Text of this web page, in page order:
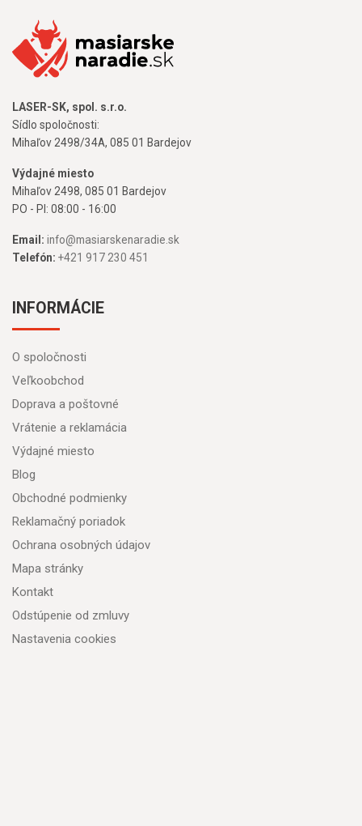
LASER-SK, spol. s.r.o.
Sídlo spoločnosti:
Mihaľov 2498/34A, 085 01 Bardejov
Výdajné miesto
Mihaľov 2498, 085 01 Bardejov
PO - PI: 08:00 - 16:00
Email: info@masiarskenaradie.sk
Telefón: +421 917 230 451
INFORMÁCIE
O spoločnosti
Veľkoobchod
Doprava a poštovné
Vrátenie a reklamácia
Výdajné miesto
Blog
Obchodné podmienky
Reklamačný poriadok
Ochrana osobných údajov
Mapa stránky
Kontakt
Odstúpenie od zmluvy
Nastavenia cookies